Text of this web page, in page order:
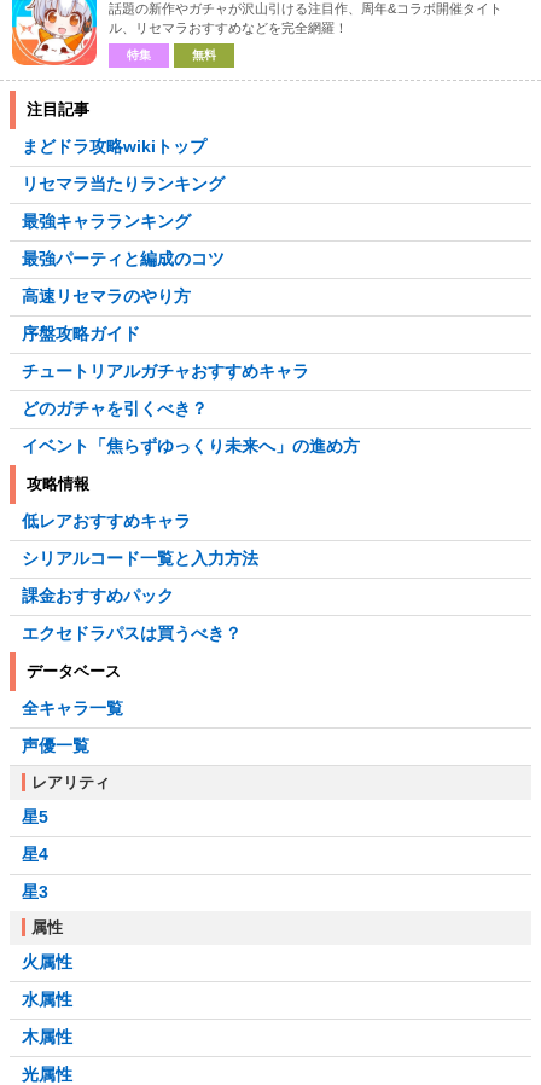
話題の新作やガチャが沢山引ける注目作、周年&コラボ開催タイト
ル、リセマラおすすめなどを完全網羅！
特集 無料
注目記事
まどドラ攻略wikiトップ
リセマラ当たりランキング
最強キャラランキング
最強パーティと編成のコツ
高速リセマラのやり方
序盤攻略ガイド
チュートリアルガチャおすすめキャラ
どのガチャを引くべき？
イベント「焦らずゆっくり未来へ」の進め方
攻略情報
低レアおすすめキャラ
シリアルコード一覧と入力方法
課金おすすめパック
エクセドラパスは買うべき？
データベース
全キャラ一覧
声優一覧
レアリティ
星5
星4
星3
属性
火属性
水属性
木属性
光属性